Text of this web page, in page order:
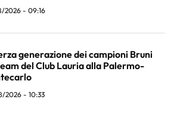
2026 - 09:16
generazione dei campioni Bruni
del Club Lauria alla Palermo-
2026 - 10:33